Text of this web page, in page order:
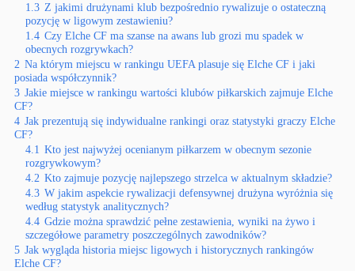
1.3 Z jakimi drużynami klub bezpośrednio rywalizuje o ostateczną
pozycję w ligowym zestawieniu?
1.4 Czy Elche CF ma szanse na awans lub grozi mu spadek w
obecnych rozgrywkach?
2 Na którym miejscu w rankingu UEFA plasuje się Elche CF i jaki
posiada współczynnik?
3 Jakie miejsce w rankingu wartości klubów piłkarskich zajmuje Elche
CF?
4 Jak prezentują się indywidualne rankingi oraz statystyki graczy Elche
CF?
4.1 Kto jest najwyżej ocenianym piłkarzem w obecnym sezonie
rozgrywkowym?
4.2 Kto zajmuje pozycję najlepszego strzelca w aktualnym składzie?
4.3 W jakim aspekcie rywalizacji defensywnej drużyna wyróżnia się
według statystyk analitycznych?
4.4 Gdzie można sprawdzić pełne zestawienia, wyniki na żywo i
szczegółowe parametry poszczególnych zawodników?
5 Jak wygląda historia miejsc ligowych i historycznych rankingów
Elche CF?